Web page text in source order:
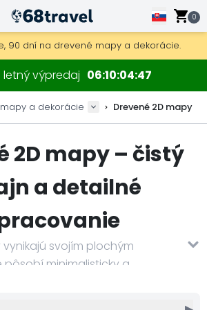
0
na objednávky nad 49 €.
90 dní na drevené mapy a dekorácie.
máp a dekorácií.
letný výpredaj 06100445
a dekorácie Drevené 2D mapy
2D mapy – čistý
a detailné
vynikajú svojím plochým
pôsobí minimalisticky a
– od hraníc krajín až po
Hľadať